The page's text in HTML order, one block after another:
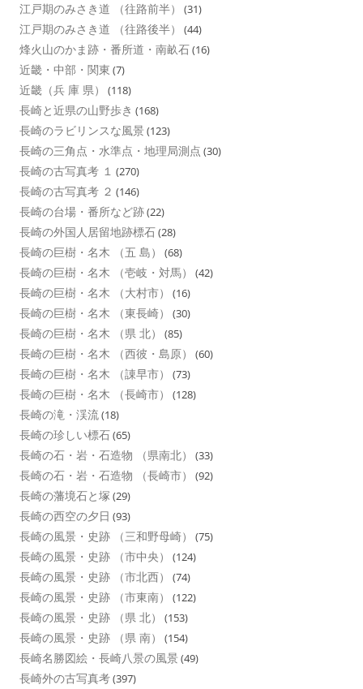
江戸期のみさき道 （往路前半） (31)
江戸期のみさき道 （往路後半） (44)
烽火山のかま跡・番所道・南畝石(16)
近畿・中部・関東 (7)
近畿（兵 庫 県） (118)
長崎と近県の山野歩き (168)
長崎のラビリンスな風景 (123)
長崎の三角点・水準点・地理局測点 (30)
長崎の古写真考 １ (270)
長崎の古写真考 ２ (146)
長崎の台場・番所など跡(22)
長崎の外国人居留地跡標石(28)
長崎の巨樹・名木 （五 島） (68)
長崎の巨樹・名木 （壱岐・対馬） (42)
長崎の巨樹・名木 （大村市） (16)
長崎の巨樹・名木 （東長崎） (30)
長崎の巨樹・名木 （県 北） (85)
長崎の巨樹・名木 （西彼・島原） (60)
長崎の巨樹・名木 （諌早市） (73)
長崎の巨樹・名木 （長崎市） (128)
長崎の滝・渓流(18)
長崎の珍しい標石(65)
長崎の石・岩・石造物 （県南北） (33)
長崎の石・岩・石造物 （長崎市） (92)
長崎の藩境石と塚 (29)
長崎の西空の夕日 (93)
長崎の風景・史跡 （三和野母崎） (75)
長崎の風景・史跡 （市中央） (124)
長崎の風景・史跡 （市北西） (74)
長崎の風景・史跡 （市東南） (122)
長崎の風景・史跡 （県 北） (153)
長崎の風景・史跡 （県 南） (154)
長崎名勝図絵・長崎八景の風景 (49)
長崎外の古写真考(397)